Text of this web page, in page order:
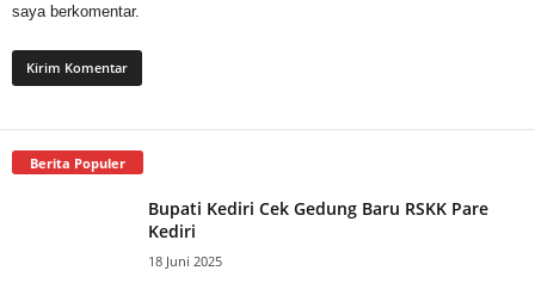
saya berkomentar.
Berita Populer
Bupati Kediri Cek Gedung Baru RSKK Pare
Kediri
18 Juni 2025